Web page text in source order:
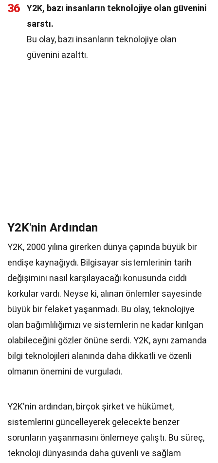
36
Y2K, bazı insanların teknolojiye olan güvenini
sarstı.
Bu olay, bazı insanların teknolojiye olan
güvenini azalttı.
Y2K'nin Ardından
Y2K, 2000 yılına girerken dünya çapında büyük bir
endişe kaynağıydı. Bilgisayar sistemlerinin tarih
değişimini nasıl karşılayacağı konusunda ciddi
korkular vardı. Neyse ki, alınan önlemler sayesinde
büyük bir felaket yaşanmadı. Bu olay, teknolojiye
olan bağımlılığımızı ve sistemlerin ne kadar kırılgan
olabileceğini gözler önüne serdi. Y2K, aynı zamanda
bilgi teknolojileri alanında daha dikkatli ve özenli
olmanın önemini de vurguladı.
Y2K'nin ardından, birçok şirket ve hükümet,
sistemlerini güncelleyerek gelecekte benzer
sorunların yaşanmasını önlemeye çalıştı. Bu süreç,
teknoloji dünyasında daha güvenli ve sağlam